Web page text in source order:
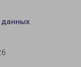
данных